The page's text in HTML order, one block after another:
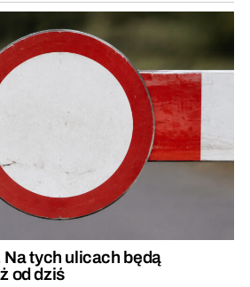
tych ulicach będą
od dziś